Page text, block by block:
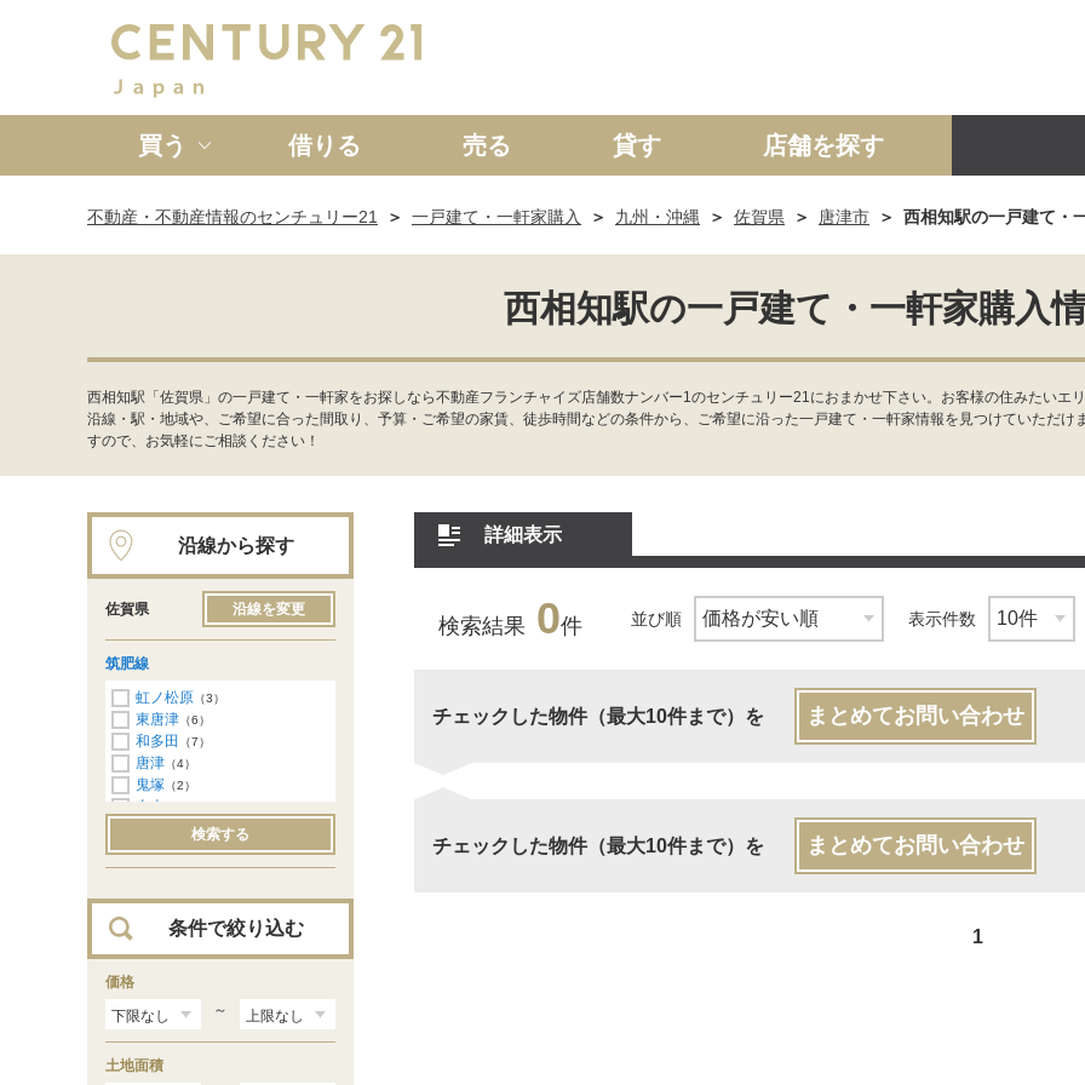
買う
新築一戸建て 中古一戸建て マンション 土地 事業投資用
借りる 売る 貸す 店舗を探す
不動産・不動産情報のセンチュリー21 一戸建て・一軒家購入 九州・沖縄 佐賀県 唐津市 西相知駅の一戸建て・
西相知駅の一戸建て・一軒家購入
西相知駅「佐賀県」の一戸建て・一軒家をお探しなら不動産フランチャイズ店舗数ナンバー1のセンチュリー21におまかせ下さい。お客様の住みたい
沿線・駅・地域や、ご希望に合った間取り、予算・ご希望の家賃、徒歩時間などの条件から、ご希望に沿った一戸建て・一軒家情報を見つけていただ
すので、お気軽にご相談ください！
詳細表示
検索結果 0件 並び順 表示件数
チェックした物件（最大10件まで）を まとめてお問い合わせ
チェックした物件（最大10件まで）を まとめてお問い合わせ
1
沿線から探す
佐賀県 沿線を変更
筑肥線
虹ノ松原 （3）
東唐津 （6）
和多田 （7）
唐津 （4）
鬼塚 （2）
山本
検索する
条件で絞り込む
価格
～
土地面積